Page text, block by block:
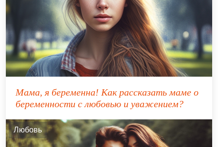
Мама, я беременна!⁣ Как рассказать маме о
беременности с любовью и уважением?
Любовь